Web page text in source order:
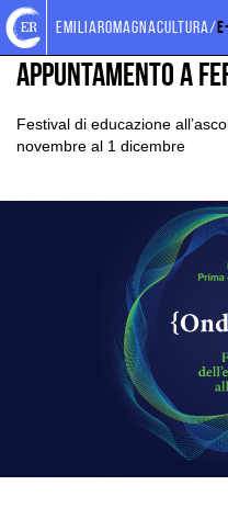
Torna
alla
home
page
Cerca
nel
sito
Salta
ai
contenuti
Salta
al
menu
principale
emiliaromagnacultura/
EVENTI E NEWS NEWS
APPUNTAMENTO A
Festival di educazione
novembre al 1 dicembre